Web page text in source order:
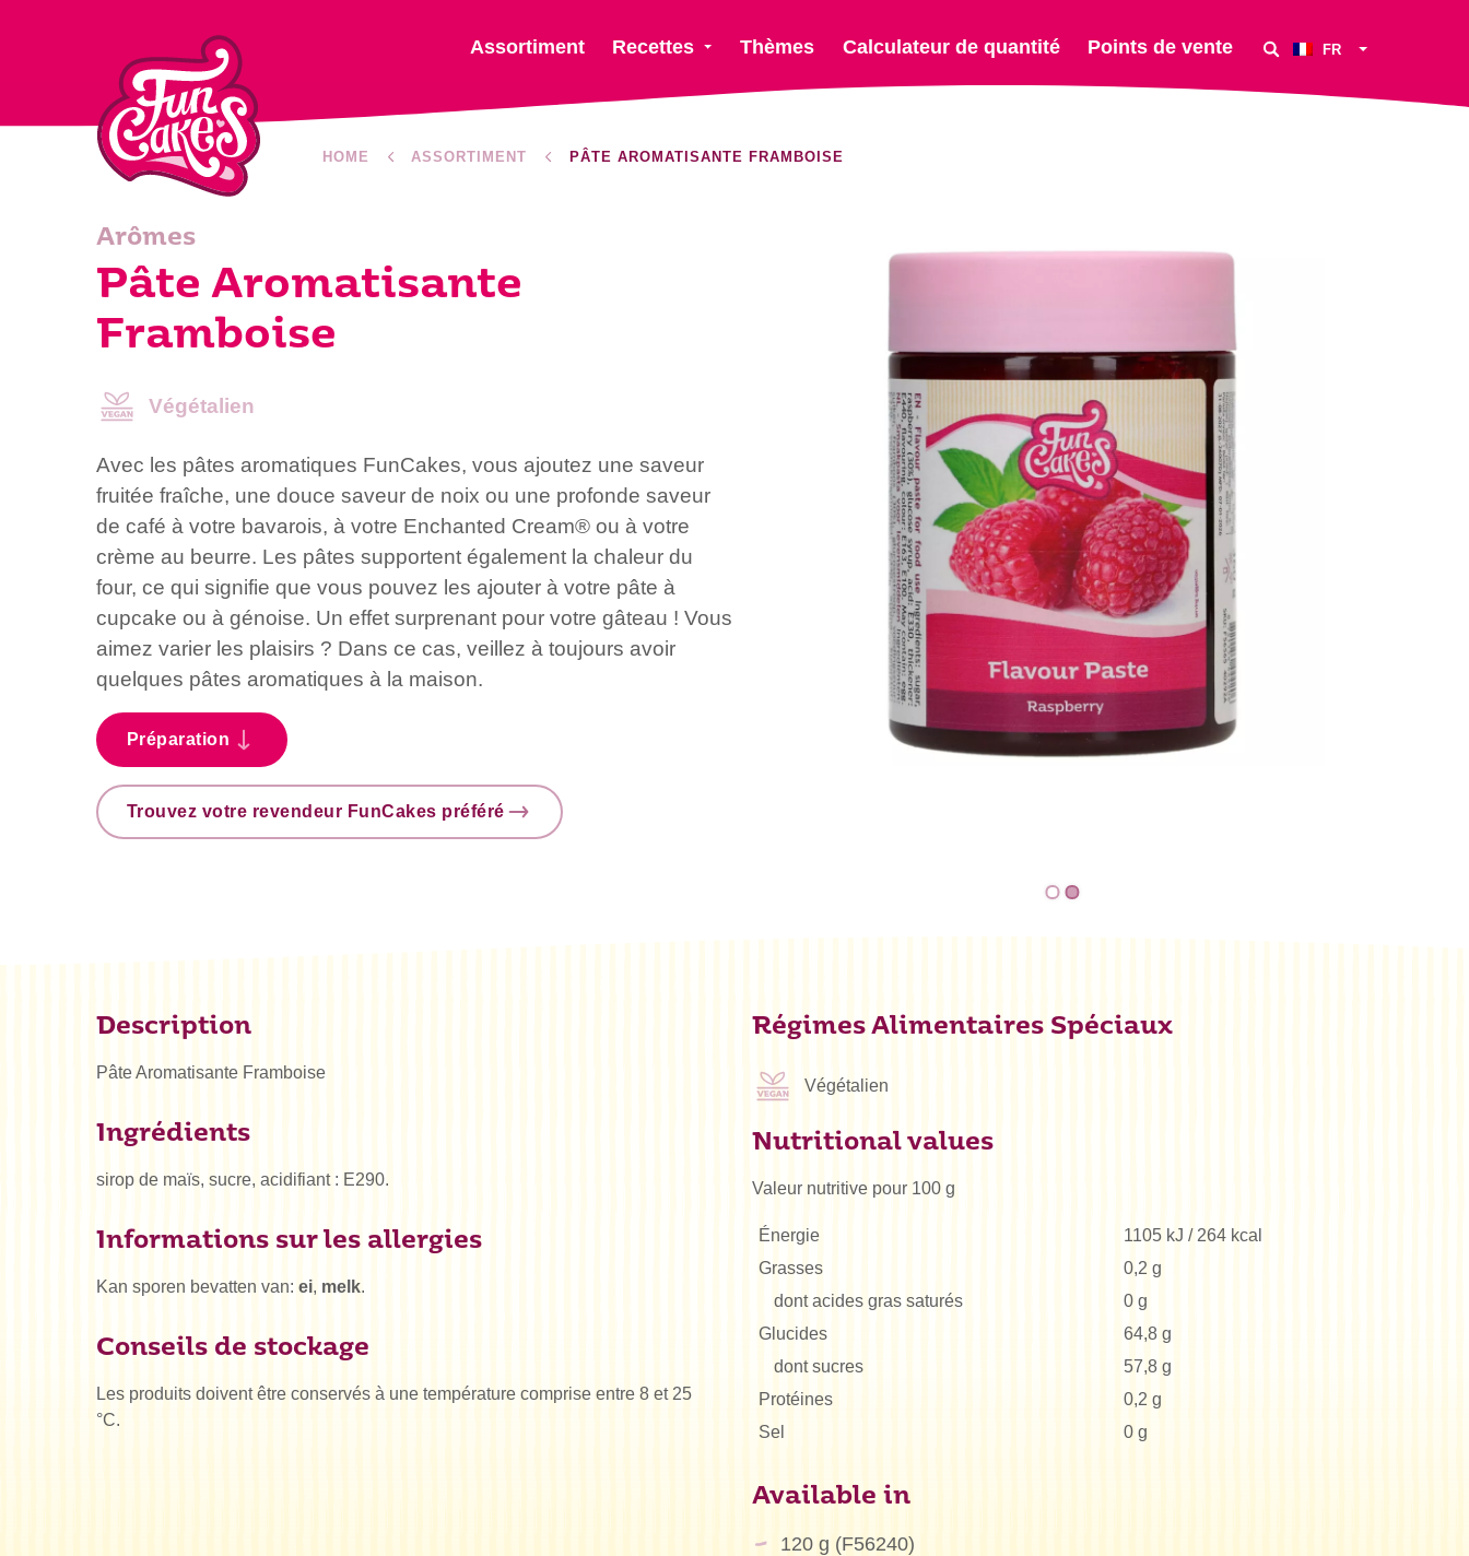
Assortiment Recettes Thèmes Calculateur de quantité Points de vente FR
HOME ASSORTIMENT PÂTE AROMATISANTE FRAMBOISE
Arômes
Pâte Aromatisante
Framboise
Végétalien
Avec les pâtes aromatiques FunCakes, vous ajoutez une saveur
fruitée fraîche, une douce saveur de noix ou une profonde saveur
de café à votre bavarois, à votre Enchanted Cream® ou à votre
crème au beurre. Les pâtes supportent également la chaleur du
four, ce qui signifie que vous pouvez les ajouter à votre pâte à
cupcake ou à génoise. Un effet surprenant pour votre gâteau ! Vous
aimez varier les plaisirs ? Dans ce cas, veillez à toujours avoir
quelques pâtes aromatiques à la maison.
Préparation
Trouvez votre revendeur FunCakes préféré
Description
Pâte Aromatisante Framboise
Ingrédients
sirop de maïs, sucre, acidifiant : E290.
Informations sur les allergies
Kan sporen bevatten van: ei, melk.
Conseils de stockage
Les produits doivent être conservés à une température comprise entre 8 et 25
°C.
Régimes Alimentaires Spéciaux
Végétalien
Nutritional values
Valeur nutritive pour 100 g
Énergie
1105 kJ / 264 kcal
Grasses
0,2 g
dont acides gras saturés
0 g
Glucides
64,8 g
dont sucres
57,8 g
Protéines
0,2 g
Sel
0 g
Available in
120 g (F56240)